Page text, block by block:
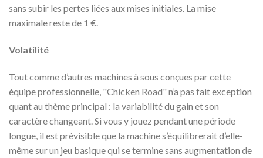
sans subir les pertes liées aux mises initiales. La mise
maximale reste de 1 €.
Volatilité
Tout comme d’autres machines à sous conçues par cette
équipe professionnelle, "Chicken Road" n’a pas fait exception
quant au thème principal : la variabilité du gain et son
caractère changeant. Si vous y jouez pendant une période
longue, il est prévisible que la machine s’équilibrerait d’elle-
même sur un jeu basique qui se termine sans augmentation de